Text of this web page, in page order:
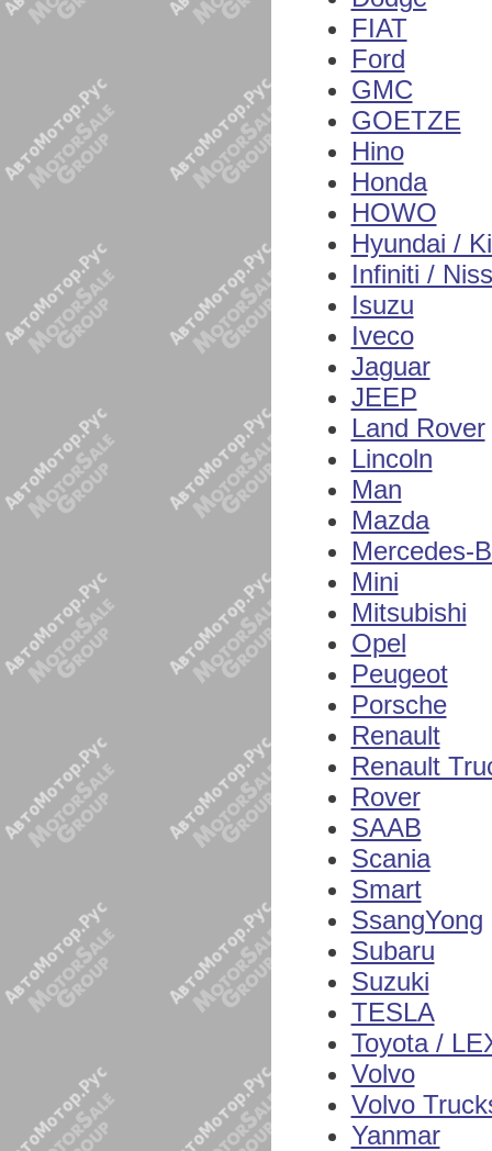
FIAT
Ford
GMC
GOETZE
Hino
Honda
HOWO
Hyundai /
Infiniti /
Isuzu
Iveco
Jaguar
JEEP
Land Rover
Lincoln
Man
Mazda
Mercedes-
Mini
Mitsubishi
Opel
Peugeot
Porsche
Renault
Renault
Rover
SAAB
Scania
Smart
SsangYong
Subaru
Suzuki
TESLA
Toyota /
Volvo
Volvo
Yanmar